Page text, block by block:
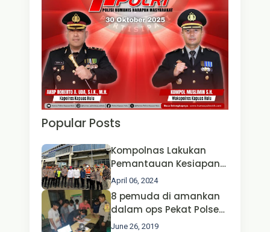
Popular Posts
Kompolnas Lakukan
Pemantauan Kesiapan
Operasi Ketupat 2024 di
Polda Jatim Bersama
Kapolri dan Menteri
Perhubungan
April 06, 2024
8 pemuda di amankan
dalam ops Pekat Polsek
Jongkong
June 26, 2019